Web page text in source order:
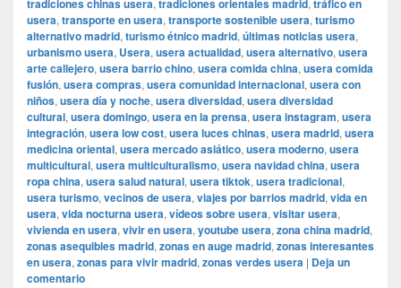
tradiciones chinas usera, tradiciones orientales madrid, tráfico en
usera, transporte en usera, transporte sostenible usera, turismo
alternativo madrid, turismo étnico madrid, últimas noticias usera,
urbanismo usera, Usera, usera actualidad, usera alternativo, usera
arte callejero, usera barrio chino, usera comida china, usera comida
fusión, usera compras, usera comunidad internacional, usera con
niños, usera día y noche, usera diversidad, usera diversidad
cultural, usera domingo, usera en la prensa, usera instagram, usera
integración, usera low cost, usera luces chinas, usera madrid, usera
medicina oriental, usera mercado asiático, usera moderno, usera
multicultural, usera multiculturalismo, usera navidad china, usera
ropa china, usera salud natural, usera tiktok, usera tradicional,
usera turismo, vecinos de usera, viajes por barrios madrid, vida en
usera, vida nocturna usera, vídeos sobre usera, visitar usera,
vivienda en usera, vivir en usera, youtube usera, zona china madrid,
zonas asequibles madrid, zonas en auge madrid, zonas interesantes
en usera, zonas para vivir madrid, zonas verdes usera | Deja un
comentario